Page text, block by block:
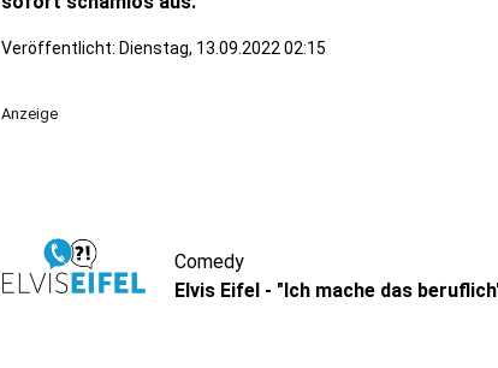
Veröffentlicht: Dienstag, 13.09.2022 02:15
Anzeige
Comedy
Elvis Eifel - "Ich mache das